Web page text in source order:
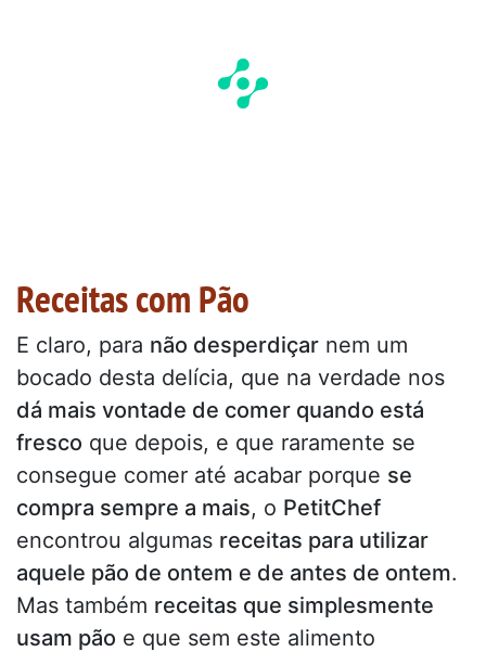
Receitas com Pão
E claro, para não desperdiçar nem um
bocado desta delícia, que na verdade nos
dá mais vontade de comer quando está
fresco que depois, e que raramente se
consegue comer até acabar porque se
compra sempre a mais, o PetitChef
encontrou algumas receitas para utilizar
aquele pão de ontem e de antes de ontem.
Mas também receitas que simplesmente
usam pão e que sem este alimento